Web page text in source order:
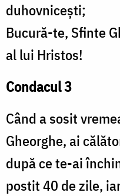
duhovnicești;
Bucură-te, Sfinte
al lui Hristos!
Condacul 3
Când a sosit
Gheorghe, ai
după ce te-ai
postit 40 de zile,